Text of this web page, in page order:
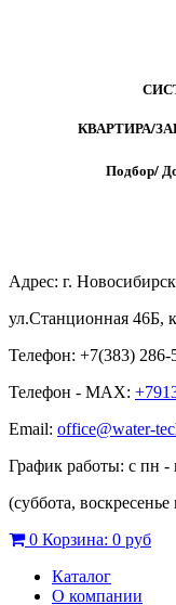
КВАРТИРА/
Подбор/Д
Адрес: г.
ул.Станционная 46Б,
Телефон: +7(383) 286-
Телефон - MAX:
Email: office@water-
График работы: с пн -
(суббота,
0 Корзина: 0 руб
Каталог
О компании